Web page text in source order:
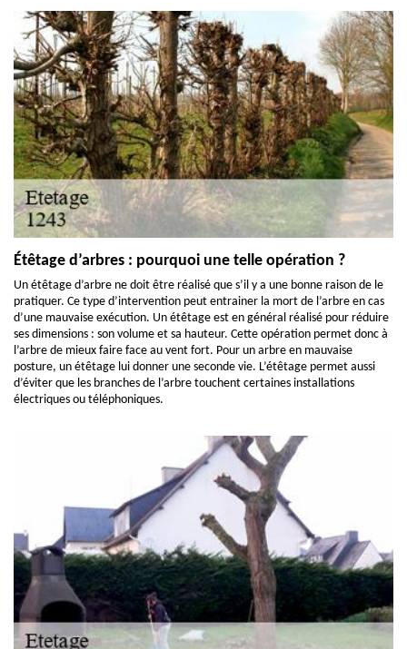
Étêtage d’arbres : pourquoi une telle opération ?
Un étêtage d’arbre ne doit être réalisé que s’il y a une bonne raison de le
pratiquer. Ce type d’intervention peut entrainer la mort de l’arbre en cas
d’une mauvaise exécution. Un étêtage est en général réalisé pour réduire
ses dimensions : son volume et sa hauteur. Cette opération permet donc à
l’arbre de mieux faire face au vent fort. Pour un arbre en mauvaise
posture, un étêtage lui donner une seconde vie. L’étêtage permet aussi
d’éviter que les branches de l’arbre touchent certaines installations
électriques ou téléphoniques.